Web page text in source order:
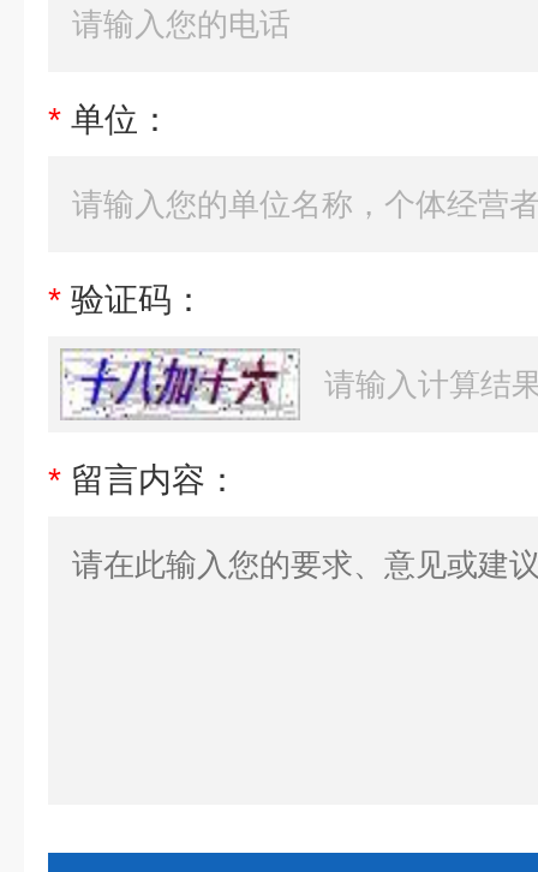
* 单位：
* 验证码：
* 留言内容：